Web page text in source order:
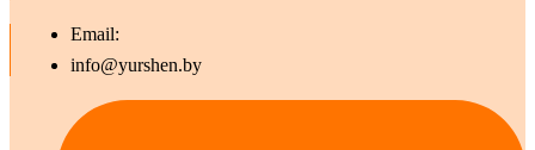
Email:
info@yurshen.by